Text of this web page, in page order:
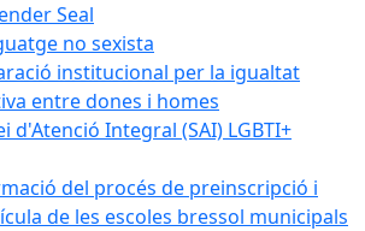
Seal
no sexista
institucional per la igualtat
entre dones i homes
d'Atenció Integral (SAI) LGBTI+
del procés de preinscripció i
de les escoles bressol municipals